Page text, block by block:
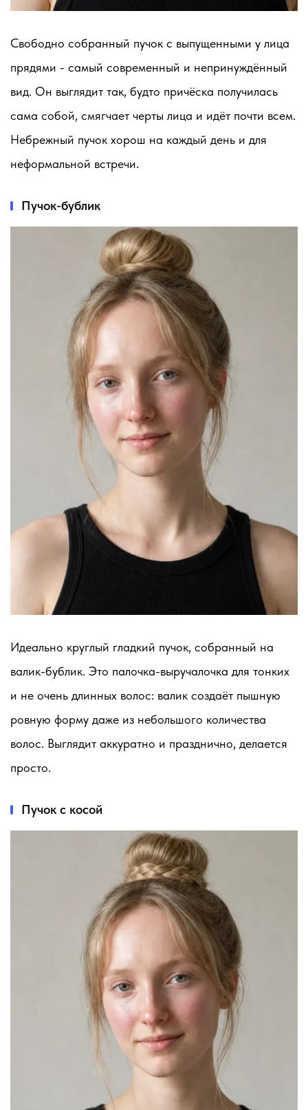
Свободно собранный пучок с выпущенными у лица
прядями - самый современный и непринуждённый
вид. Он выглядит так, будто причёска получилась
сама собой, смягчает черты лица и идёт почти всем.
Небрежный пучок хорош на каждый день и для
неформальной встречи.
Пучок-бублик
Идеально круглый гладкий пучок, собранный на
валик-бублик. Это палочка-выручалочка для тонких
и не очень длинных волос: валик создаёт пышную
ровную форму даже из небольшого количества
волос. Выглядит аккуратно и празднично, делается
просто.
Пучок с косой